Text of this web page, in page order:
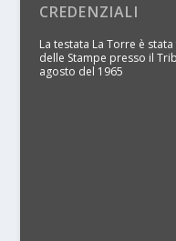
CREDENZIALI
La testata La Torre è
delle Stampe presso il
agosto del 1965